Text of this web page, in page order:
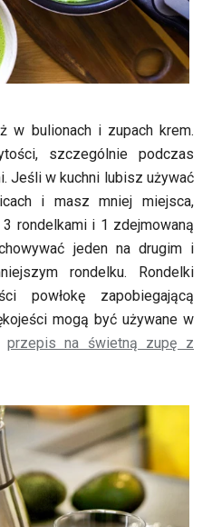
w bulionach i zupach krem.
szczególnie podczas
Jeśli w kuchni lubisz używać
i masz mniej miejsca,
3 rondelkami i 1 zdejmowaną
jeden na drugim i
rondelku. Rondelki
powłokę zapobiegającą
mogą być używane w
przepis na świetną zupę z